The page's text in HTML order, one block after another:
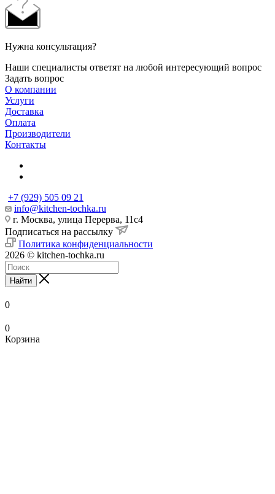
Нужна консультация?
Наши специалисты ответят на любой интересующий вопрос
Задать вопрос
О компании
Услуги
Доставка
Оплата
Производители
Контакты
+7 (929) 505 09 21
info@kitchen-tochka.ru
г. Москва, улица Перерва, 11с4
Подписаться на рассылку
Политика конфиденциальности
2026 © kitchen-tochka.ru
Найти
0
0
Корзина